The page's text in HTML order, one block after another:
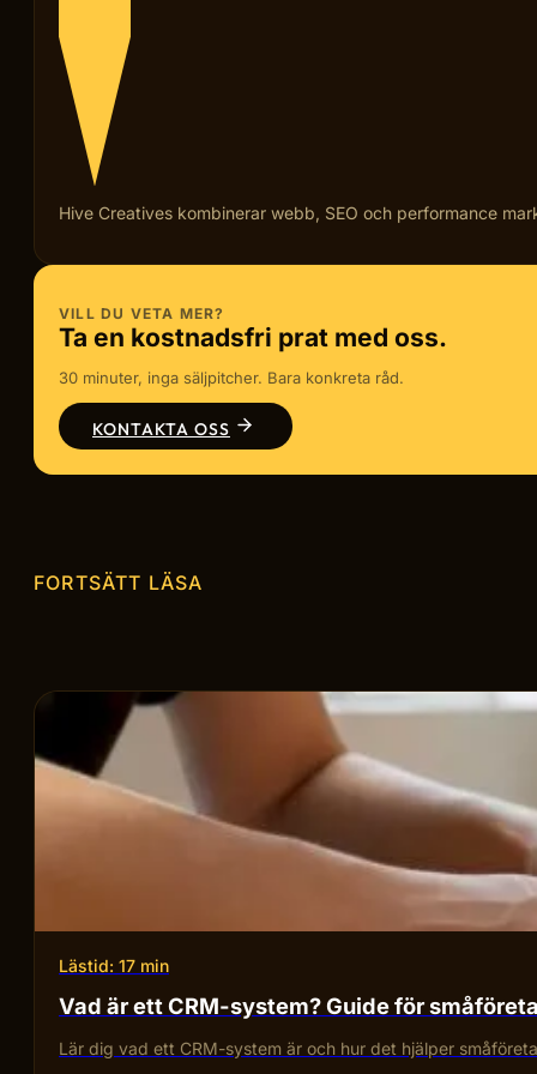
Hive Creatives kombinerar webb, SEO och performance
VILL DU VETA MER?
Ta en kostnadsfri prat med oss.
30 minuter, inga säljpitcher. Bara konkreta råd.
KONTAKTA OSS
FORTSÄTT LÄSA
Lästid: 17 min
Vad är ett CRM-system? Guide för
Lär dig vad ett CRM-system är och hur det hjälper